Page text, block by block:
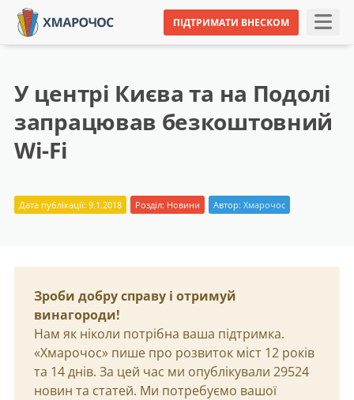
ПІДТРИМАТИ ВНЕСКОМ
У центрі Києва та на Подолі
запрацював безкоштовний
Wi-Fi
Дата публікації: 9.1.2018 Розділ: Новини Автор: Хмарочос
Зроби добру справу і отримуй
винагороди!
Нам як ніколи потрібна ваша підтримка.
«Хмарочос» пише про розвиток міст 12 років
та 14 днів. За цей час ми опублікували 29524
новин та статей. Ми потребуємо вашої